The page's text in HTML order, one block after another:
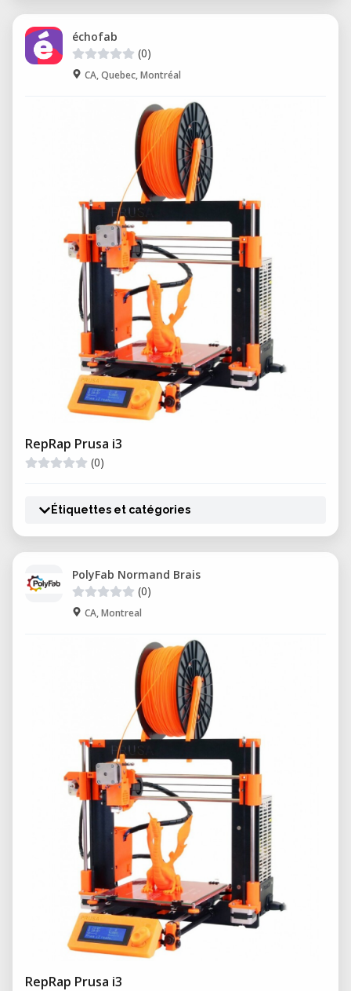
échofab
(0)
CA, Quebec, Montréal
RepRap Prusa i3
(0)
Étiquettes et catégories
PolyFab Normand Brais
(0)
CA, Montreal
RepRap Prusa i3